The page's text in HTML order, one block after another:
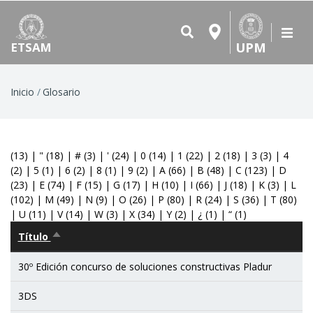
ETSAM UPM
Ruta
Inicio Glosario
(13) | " (18) | # (3) | ' (24) | 0 (14) | 1 (22) | 2 (18) | 3 (3) | 4
(2) | 5 (1) | 6 (2) | 8 (1) | 9 (2) | A (66) | B (48) | C (123) | D
(23) | E (74) | F (15) | G (17) | H (10) | I (66) | J (18) | K (3) | L
(102) | M (49) | N (9) | O (26) | P (80) | R (24) | S (36) | T (80)
| U (11) | V(14) | W (3) | X (34) | Y(2) | ¿ (1) | “ (1)
Título Ordenar
descendente
30º Edición concurso de soluciones constructivas Pladur
3DS